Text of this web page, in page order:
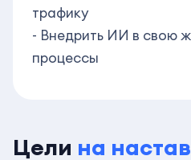
трафику
- Внедрить ИИ в свою
процессы
Цели на